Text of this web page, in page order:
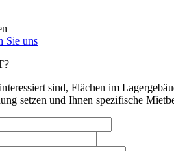
Sie uns
sind, Flächen im
setzen und Ihnen spezifische